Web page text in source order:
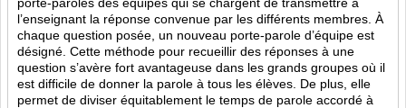
l’enseignant la réponse convenue par les différents membres. À
chaque question posée, un nouveau porte-parole d’équipe est
désigné. Cette méthode pour recueillir des réponses à une
question s’avère fort avantageuse dans les grands groupes où il
est difficile de donner la parole à tous les élèves. De plus, elle
permet de diviser équitablement le temps de parole accordé à